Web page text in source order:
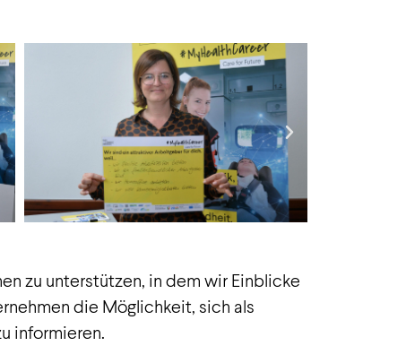
zu unterstützen, in dem wir Einblicke
die Möglichkeit, sich als
informieren.